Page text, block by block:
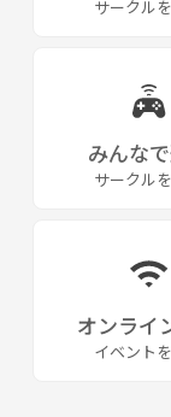
サークル
みんな
サークル
オンライ
イベント